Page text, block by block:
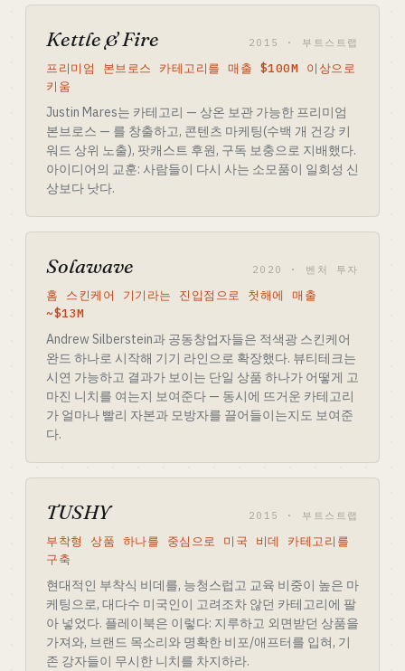
Kettle & Fire 2015 · 부트스트랩
프리미엄 본브로스 카테고리를 매출 $100M 이상으로
키움
Justin Mares는 카테고리 — 상온 보관 가능한 프리미엄
본브로스 — 를 창출하고, 콘텐츠 마케팅(수백 개 건강 키
워드 상위 노출), 팟캐스트 후원, 구독 보충으로 지배했다.
아이디어의 교훈: 사람들이 다시 사는 소모품이 일회성 신
상보다 낫다.
Solawave 2020 · 벤처 투자
홈 스킨케어 기기라는 진입점으로 첫해에 매출
~$13M
Andrew Silberstein과 공동창업자들은 적색광 스킨케어
완드 하나로 시작해 기기 라인으로 확장했다. 뷰티테크는
시연 가능하고 결과가 보이는 단일 상품 하나가 어떻게 고
마진 니치를 여는지 보여준다 — 동시에 뜨거운 카테고리
가 얼마나 빨리 자본과 모방자를 끌어들이는지도 보여준
다.
TUSHY 2015 · 부트스트랩
부착형 상품 하나를 중심으로 미국 비데 카테고리를
구축
현대적인 부착식 비데를, 능청스럽고 교육 비중이 높은 마
케팅으로, 대다수 미국인이 고려조차 않던 카테고리에 팔
아 넣었다. 플레이북은 이렇다: 지루하고 외면받던 상품을
가져와, 브랜드 목소리와 명확한 비포/애프터를 입혀, 기
존 강자들이 무시한 니치를 차지하라.